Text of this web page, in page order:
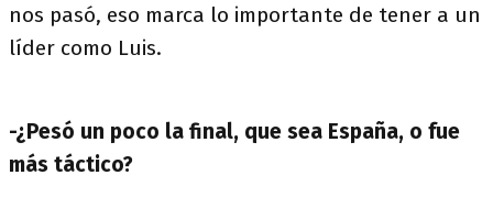
nos pasó, eso marca lo importante de tener a un
líder como Luis.
-¿Pesó un poco la final, que sea España, o fue
más táctico?